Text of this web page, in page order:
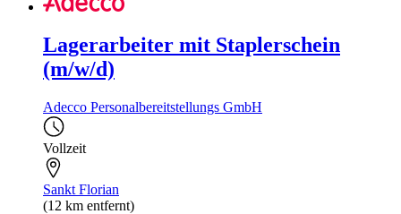
Lagerarbeiter mit Staplerschein
(m/w/d)
Adecco Personalbereitstellungs GmbH
Vollzeit
Sankt Florian
(12 km entfernt)